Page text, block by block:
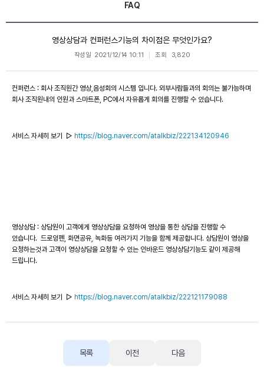
FAQ
영상상담과 컨퍼런스기능의 차이점은 무엇인가요?
작성일 2021/12/14 10:11 조회 3,820
컨퍼런스 : 회사 조직원간 영상,음성회의 시스템 입니다. 외부사람들과의 회의는 불가능하며
회사 조직원내의 인원과 스마트폰, PC에서 자유롭게 회의를 진행할 수 있습니다.
서비스 자세히 보기 ▷ https://blog.naver.com/atalkbiz/222134120946
영상상담 : 상담원이 고객에게 영상상담을 요청하여 영상을 통한 상담을 진행할 수
있습니다. 드로잉펜, 화면공유, 녹화등 여러가지 기능을 함께 제공합니다. 상담원이 영상을
요청하는것과 고객이 영상상담을 요청할 수 있는 인바운드 영상상담기능도 같이 제공해
드립니다.
서비스 자세히 보기 ▷ https://blog.naver.com/atalkbiz/222121179088
목록 이전 다음